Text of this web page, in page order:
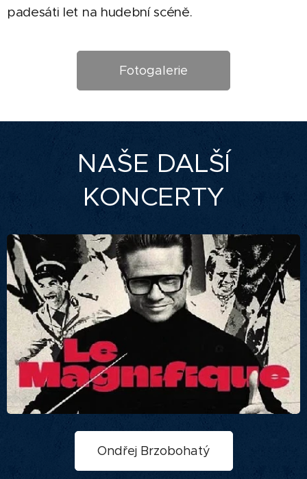
padesáti let na hudební scéně.
Fotogalerie
NAŠE DALŠÍ
KONCERTY
Ondřej Brzobohatý